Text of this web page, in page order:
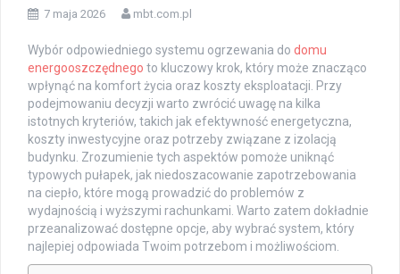
7 maja 2026 mbt.com.pl
Wybór odpowiedniego systemu ogrzewania do domu
energooszczędnego to kluczowy krok, który może znacząco
wpłynąć na komfort życia oraz koszty eksploatacji. Przy
podejmowaniu decyzji warto zwrócić uwagę na kilka
istotnych kryteriów, takich jak efektywność energetyczna,
koszty inwestycyjne oraz potrzeby związane z izolacją
budynku. Zrozumienie tych aspektów pomoże uniknąć
typowych pułapek, jak niedoszacowanie zapotrzebowania
na ciepło, które mogą prowadzić do problemów z
wydajnością i wyższymi rachunkami. Warto zatem dokładnie
przeanalizować dostępne opcje, aby wybrać system, który
najlepiej odpowiada Twoim potrzebom i możliwościom.